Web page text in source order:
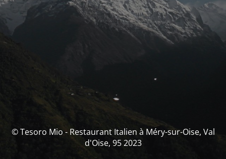
© Tesoro Mio - Restaurant Italien à Méry-sur-Oise, Val
d'Oise, 95 2023